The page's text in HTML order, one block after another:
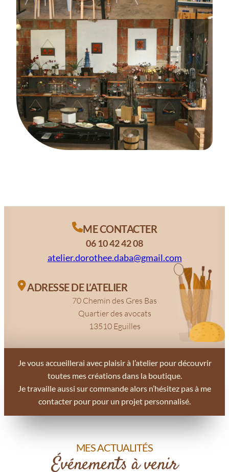
ME CONTACTER
06 10 42 42 08
atelier.dorothee.daba@gmail.com
ADRESSE DE L’ATELIER
70 Chemin des Gres Bas
Quartier des avocats
13510 Eguilles
Je vous accueillerai avec plaisir à l’atelier pour découvrir
toutes mes créations dans la boutique.
Je travaille aussi sur commande alors n’hésitez pas à me
contacter pour pour un projet personnalisé.
MES ACTUALITÉS
Événements à venir